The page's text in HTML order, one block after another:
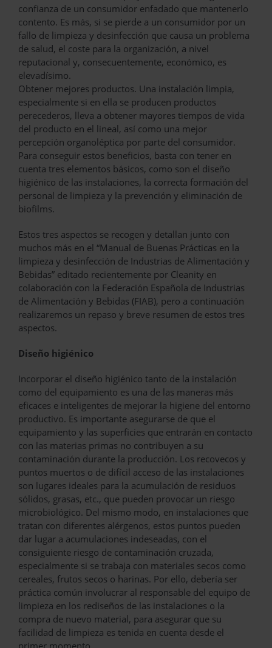
confianza de un consumidor enfadado que mantenerlo
contento. Es más, si se pierde a un consumidor por un
fallo de limpieza y desinfección que causa un problema
de salud, el coste para la organización, a nivel
reputacional y, consecuentemente, económico, es
elevadísimo.
Obtener mejores productos. Una instalación limpia,
especialmente si en ella se producen productos
perecederos, lleva a obtener mayores tiempos de vida
del producto en el lineal, así como una mejor
percepción organoléptica por parte del consumidor.
Para conseguir estos beneficios, basta con tener en
cuenta tres elementos básicos, como son el diseño
higiénico de las instalaciones, la correcta formación del
personal de limpieza y la prevención y eliminación de
biofilms.
Estos tres aspectos se recogen y detallan junto con
muchos más en el “Manual de Buenas Prácticas en la
limpieza y desinfección de Industrias de Alimentación y
Bebidas” editado recientemente por Cleanity en
colaboración con la Federación Española de Industrias
de Alimentación y Bebidas (FIAB), pero a continuación
realizaremos un repaso y breve resumen de estos tres
aspectos.
Diseño higiénico
Incorporar el diseño higiénico tanto de la instalación
como del equipamiento es una de las maneras más
eficaces e inteligentes de mejorar la higiene del entorno
productivo. Es importante asegurarse de que el
equipamiento y las superficies que entrarán en contacto
con las materias primas no contribuyen a su
contaminación durante la producción. Los recovecos y
puntos muertos o de difícil acceso de las instalaciones
son lugares ideales para la acumulación de residuos
sólidos, grasas, etc., que pueden provocar un riesgo
microbiológico. Del mismo modo, en instalaciones que
tratan con diferentes alérgenos, estos puntos pueden
dar lugar a acumulaciones indeseadas, con el
consiguiente riesgo de contaminación cruzada,
especialmente si se trabaja con materiales secos como
cereales, frutos secos o harinas. Por ello, debería ser
práctica común involucrar al responsable del equipo de
limpieza en los rediseños de las instalaciones o la
compra de nuevo material, para asegurar que su
facilidad de limpieza es tenida en cuenta desde el
primer momento.